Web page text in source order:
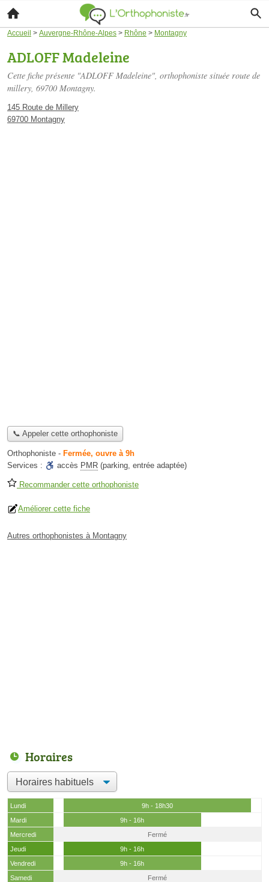
Accueil > Auvergne-Rhône-Alpes > Rhône > Montagny
ADLOFF Madeleine
Cette fiche présente "ADLOFF Madeleine", orthophoniste située route de
millery, 69700 Montagny.
145 Route de Millery
69700 Montagny
📞 Appeler cette orthophoniste
Orthophoniste - Fermée, ouvre à 9h
Services :
accès PMR (parking, entrée adaptée)
Recommander cette orthophoniste
Améliorer cette fiche
Autres orthophonistes à Montagny
Horaires
Lundi
9h - 18h30
Mardi
9h - 16h
Mercredi
Fermé
Jeudi
9h - 16h
Vendredi
9h - 16h
Samedi
Fermé